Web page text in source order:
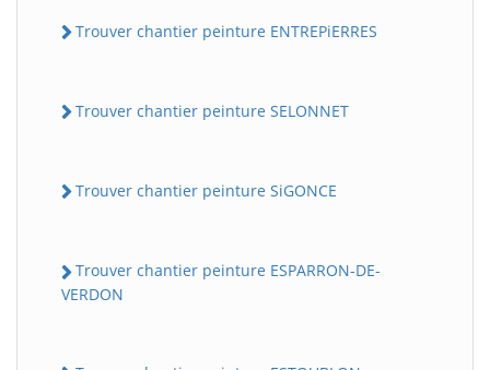
Trouver chantier peinture ENTREPiERRES
Trouver chantier peinture SELONNET
Trouver chantier peinture SiGONCE
Trouver chantier peinture ESPARRON-DE-
VERDON